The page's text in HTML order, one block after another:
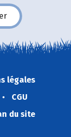
légales
CGU
du site